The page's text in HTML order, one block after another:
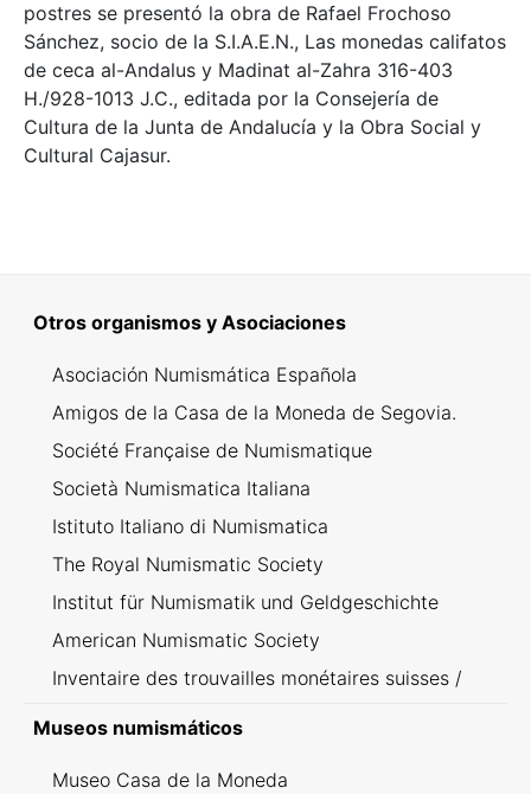
postres se presentó la obra de Rafael Frochoso
Sánchez, socio de la S.I.A.E.N., Las monedas califatos
de ceca al-Andalus y Madinat al-Zahra 316-403
H./928-1013 J.C., editada por la Consejería de
Cultura de la Junta de Andalucía y la Obra Social y
Cultural Cajasur.
Otros organismos y Asociaciones
Asociación Numismática Española
Amigos de la Casa de la Moneda de Segovia.
Société Française de Numismatique
Società Numismatica Italiana
Istituto Italiano di Numismatica
The Royal Numismatic Society
Institut für Numismatik und Geldgeschichte
American Numismatic Society
Inventaire des trouvailles monétaires suisses /
Museos numismáticos
Museo Casa de la Moneda